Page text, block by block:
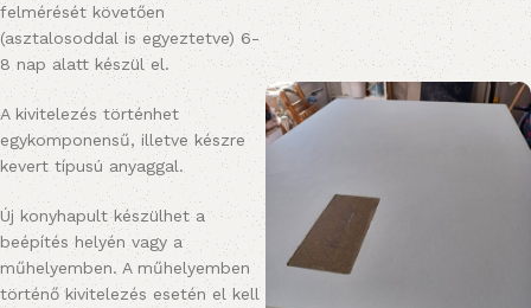
felmérését követően
(asztalosoddal is egyeztetve) 6-
8 nap alatt készül el.
A kivitelezés történhet
egykomponensű, illetve készre
kevert típusú anyaggal.
Új konyhapult készülhet a
beépítés helyén vagy a
műhelyemben. A műhelyemben
történő kivitelezés esetén el kell